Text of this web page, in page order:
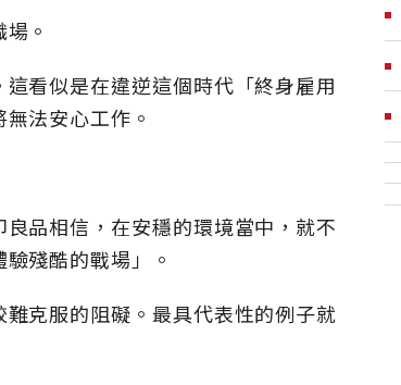
。
看似是在違逆這個時代「終身雇用
法安心工作。
品相信，在安穩的環境當中，就不
殘酷的戰場」。
克服的阻礙。最具代表性的例子就